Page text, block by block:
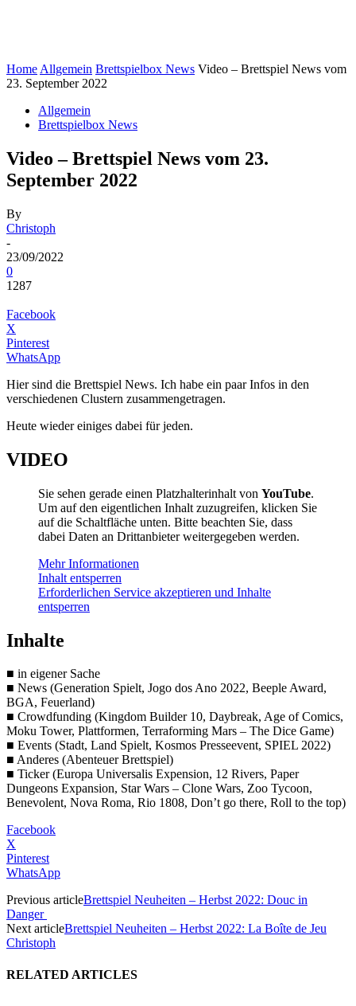
Home Allgemein Brettspielbox News Video – Brettspiel News vom
23. September 2022
Allgemein
Brettspielbox News
Video – Brettspiel News vom 23.
September 2022
By
Christoph
-
23/09/2022
0
1287
Facebook
X
Pinterest
WhatsApp
Hier sind die Brettspiel News. Ich habe ein paar Infos in den
verschiedenen Clustern zusammengetragen.
Heute wieder einiges dabei für jeden.
VIDEO
Sie sehen gerade einen Platzhalterinhalt von YouTube.
Um auf den eigentlichen Inhalt zuzugreifen, klicken Sie
auf die Schaltfläche unten. Bitte beachten Sie, dass
dabei Daten an Drittanbieter weitergegeben werden.
Mehr Informationen
Inhalt entsperren
Erforderlichen Service akzeptieren und Inhalte
entsperren
Inhalte
■ in eigener Sache
■ News (Generation Spielt, Jogo dos Ano 2022, Beeple Award,
BGA, Feuerland)
■ Crowdfunding (Kingdom Builder 10, Daybreak, Age of Comics,
Moku Tower, Plattformen, Terraforming Mars – The Dice Game)
■ Events (Stadt, Land Spielt, Kosmos Presseevent, SPIEL 2022)
■ Anderes (Abenteuer Brettspiel)
■ Ticker (Europa Universalis Expension, 12 Rivers, Paper
Dungeons Expansion, Star Wars – Clone Wars, Zoo Tycoon,
Benevolent, Nova Roma, Rio 1808, Don’t go there, Roll to the top)
Facebook
X
Pinterest
WhatsApp
Previous articleBrettspiel Neuheiten – Herbst 2022: Douc in
Danger
Next articleBrettspiel Neuheiten – Herbst 2022: La Boîte de Jeu
Christoph
RELATED ARTICLES